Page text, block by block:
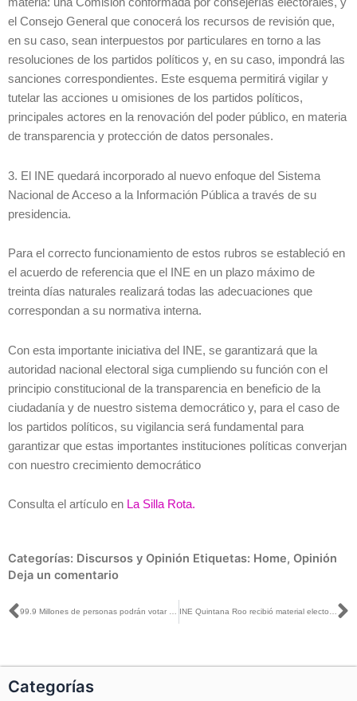
materia: una Comisión conformada por consejerías electorales, y
el Consejo General que conocerá los recursos de revisión que,
en su caso, sean interpuestos por particulares en torno a las
resoluciones de los partidos políticos y, en su caso, impondrá las
sanciones correspondientes. Este esquema permitirá vigilar y
tutelar las acciones u omisiones de los partidos políticos,
principales actores en la renovación del poder público, en materia
de transparencia y protección de datos personales.
3. El INE quedará incorporado al nuevo enfoque del Sistema
Nacional de Acceso a la Información Pública a través de su
presidencia.
Para el correcto funcionamiento de estos rubros se estableció en
el acuerdo de referencia que el INE en un plazo máximo de
treinta días naturales realizará todas las adecuaciones que
correspondan a su normativa interna.
Con esta importante iniciativa del INE, se garantizará que la
autoridad nacional electoral siga cumpliendo su función con el
principio constitucional de la transparencia en beneficio de la
ciudadanía y de nuestro sistema democrático y, para el caso de
los partidos políticos, su vigilancia será fundamental para
garantizar que estas importantes instituciones políticas converjan
con nuestro crecimiento democrático
Consulta el artículo en La Silla Rota.
Categorías: Discursos y Opinión Etiquetas: Home, Opinión
Deja un comentario
Ant
Categorías